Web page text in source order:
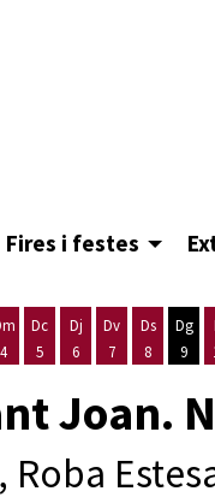
Fires i festes
4
Dc
5
Dj
6
Dv
7
Ds
8
Dg
9
Joan.
Roba